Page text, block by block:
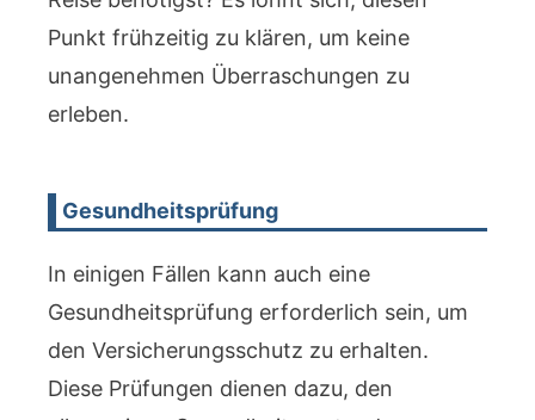
Punkt frühzeitig zu klären, um keine
unangenehmen Überraschungen zu
erleben.
Gesundheitsprüfung
In einigen Fällen kann auch eine
Gesundheitsprüfung erforderlich sein, um
den Versicherungsschutz zu erhalten.
Diese Prüfungen dienen dazu, den